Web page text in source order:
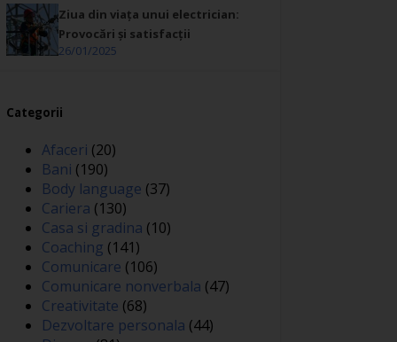
Ziua din viața unui electrician:
Provocări și satisfacții
26/01/2025
Categorii
Afaceri (20)
Bani (190)
Body language (37)
Cariera (130)
Casa si gradina (10)
Coaching (141)
Comunicare (106)
Comunicare nonverbala (47)
Creativitate (68)
Dezvoltare personala (44)